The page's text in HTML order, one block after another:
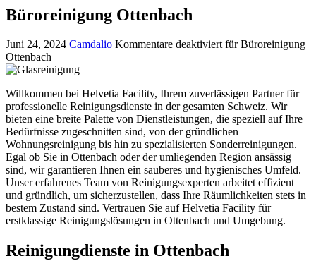
Büroreinigung Ottenbach
Juni 24, 2024 Camdalio Kommentare deaktiviertfür Büroreinigung
Ottenbach
Willkommen bei Helvetia Facility, Ihrem zuverlässigen Partner für
professionelle Reinigungsdienste in der gesamten Schweiz. Wir
bieten eine breite Palette von Dienstleistungen, die speziell auf Ihre
Bedürfnisse zugeschnitten sind, von der gründlichen
Wohnungsreinigung bis hin zu spezialisierten Sonderreinigungen.
Egal ob Sie in Ottenbach oder der umliegenden Region ansässig
sind, wir garantieren Ihnen ein sauberes und hygienisches Umfeld.
Unser erfahrenes Team von Reinigungsexperten arbeitet effizient
und gründlich, um sicherzustellen, dass Ihre Räumlichkeiten stets in
bestem Zustand sind. Vertrauen Sie auf Helvetia Facility für
erstklassige Reinigungslösungen in Ottenbach und Umgebung.
Reinigungdienste in Ottenbach